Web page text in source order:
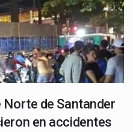
Norte de Santander
en accidentes